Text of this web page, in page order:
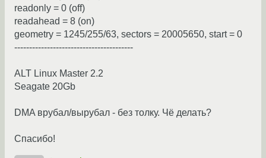
readonly = 0 (off)
readahead = 8 (on)
geometry = 1245/255/63, sectors = 20005650, start = 0
----------------------------------------
ALT Linux Master 2.2
Seagate 20Gb
DMA врубал/вырубал - без толку. Чё делать?
Спасибо!